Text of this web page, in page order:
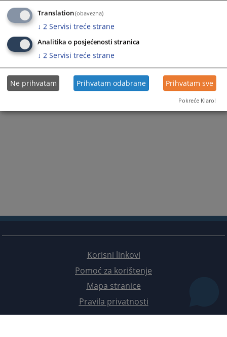
Korisni linkovi
Pomoć za korištenje
Mapa stranice
Pravila privatnosti
Translation(obavezna)
↓ 2 Servisi treće strane
Analitika o posjećenosti stranica
↓ 2 Servisi treće strane
Ne prihvatam Prihvatam odabrane Prihvatam sve
Pokreće Klaro!